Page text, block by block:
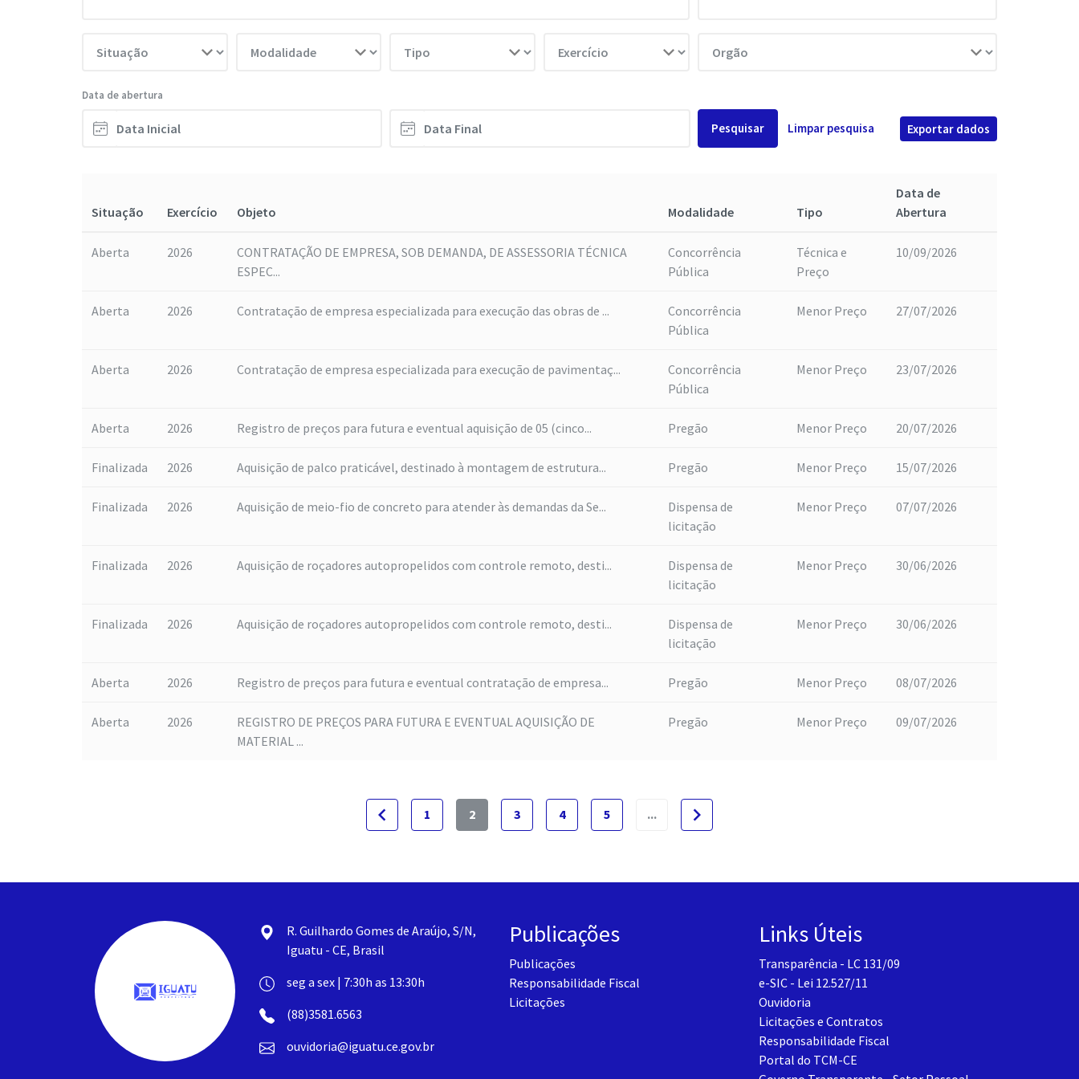
Data de abertura
Pesquisar Limpar pesquisa Exportar dados
Situação Exercício Objeto Modalidade Tipo
Data de
Abertura
Aberta 2026
CONTRATAÇÃO DE EMPRESA, SOB DEMANDA, DE ASSESSORIA TÉCNICA
ESPEC...
Concorrência
Pública
Técnica e
Preço
10/09/2026
Aberta 2026 Contratação de empresa especializada para execução das obras de ...
Concorrência
Pública
Menor Preço 27/07/2026
Aberta 2026 Contratação de empresa especializada para execução de pavimentaç...
Concorrência
Pública
Menor Preço 23/07/2026
Aberta 2026 Registro de preços para futura e eventual aquisição de 05 (cinco... Pregão Menor Preço 20/07/2026
Finalizada 2026 Aquisição de palco praticável, destinado à montagem de estrutura... Pregão Menor Preço 15/07/2026
Finalizada 2026 Aquisição de meio-fio de concreto para atender às demandas da Se...
Dispensa de
licitação
Menor Preço 07/07/2026
Finalizada 2026 Aquisição de roçadores autopropelidos com controle remoto, desti...
Dispensa de
licitação
Menor Preço 30/06/2026
Finalizada 2026 Aquisição de roçadores autopropelidos com controle remoto, desti...
Dispensa de
licitação
Menor Preço 30/06/2026
Aberta 2026 Registro de preços para futura e eventual contratação de empresa... Pregão Menor Preço 08/07/2026
Aberta 2026
REGISTRO DE PREÇOS PARA FUTURA E EVENTUAL AQUISIÇÃO DE
MATERIAL ...
Pregão Menor Preço 09/07/2026
navigate_before 1 2 3 4 5 ... navigate_next
R. Guilhardo Gomes de Araújo, S/N,
Iguatu - CE, Brasil
seg a sex | 7:30h as 13:30h
(88)3581.6563
ouvidoria@iguatu.ce.gov.br
Publicações
Publicações
Responsabilidade Fiscal
Licitações
Links Úteis
Transparência - LC 131/09
e-SIC - Lei 12.527/11
Ouvidoria
Licitações e Contratos
Responsabilidade Fiscal
Portal do TCM-CE